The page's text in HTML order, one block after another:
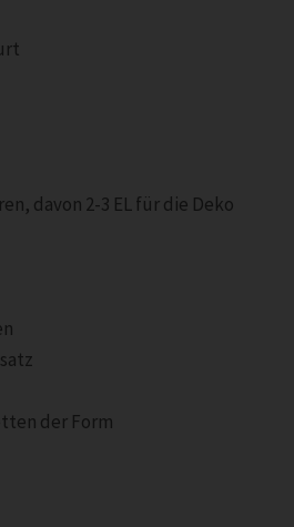
davon 2-3 EL für die Deko
der Form